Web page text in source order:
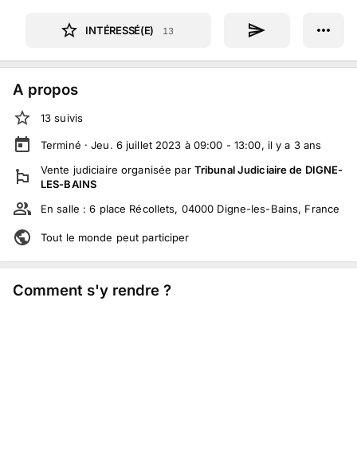
INTÉRESSÉ(E) 13
A propos
13 suivis
Terminé ·Jeu. 6 juillet 2023 à 09:00 - 13:00, il y a 3 ans
Vente judiciaire organisée par Tribunal Judiciaire de DIGNE-
LES-BAINS
En salle :6 place Récollets, 04000 Digne-les-Bains, France
Tout le monde peut participer
Comment s'y rendre ?